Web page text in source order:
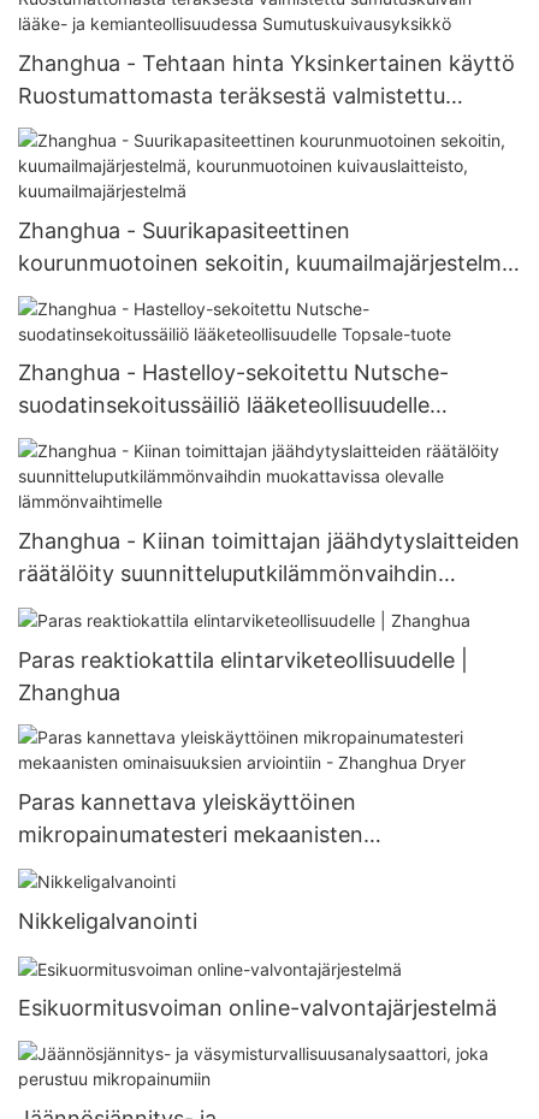
Zhanghua - Tehtaan hinta Yksinkertainen käyttö
Ruostumattomasta teräksestä valmistettu
sumutuskuivain lääke- ja kemianteollisuudessa
Sumutuskuivausyksikkö
Zhanghua - Suurikapasiteettinen
kourunmuotoinen sekoitin, kuumailmajärjestelmä,
kourunmuotoinen kuivauslaitteisto,
kuumailmajärjestelmä
Zhanghua - Hastelloy-sekoitettu Nutsche-
suodatinsekoitussäiliö lääketeollisuudelle
Topsale-tuote
Zhanghua - Kiinan toimittajan jäähdytyslaitteiden
räätälöity suunnitteluputkilämmönvaihdin
muokattavissa olevalle lämmönvaihtimelle
Paras reaktiokattila elintarviketeollisuudelle |
Zhanghua
Paras kannettava yleiskäyttöinen
mikropainumatesteri mekaanisten
ominaisuuksien arviointiin - Zhanghua Dryer
Nikkeligalvanointi
Esikuormitusvoiman online-valvontajärjestelmä